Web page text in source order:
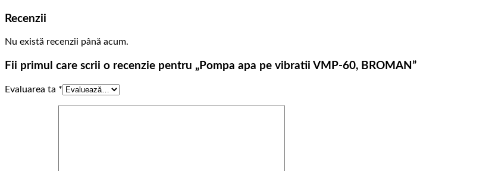
Recenzii
Nu există recenzii până acum.
Fii primul care scrii o recenzie pentru „Pompa apa pe vibratii VMP-60, BROMAN”
Evaluarea ta *